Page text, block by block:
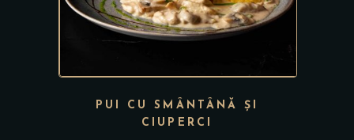
PUI CU SMÂNTÂNĂ ȘI
CIUPERCI